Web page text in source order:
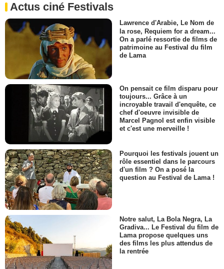
Actus ciné Festivals
Lawrence d'Arabie, Le Nom de
la rose, Requiem for a dream...
On a parlé ressortie de films de
patrimoine au Festival du film
de Lama
On pensait ce film disparu pour
toujours... Grâce à un
incroyable travail d'enquête, ce
chef d'oeuvre invisible de
Marcel Pagnol est enfin visible
et c'est une merveille !
Pourquoi les festivals jouent un
rôle essentiel dans le parcours
d'un film ? On a posé la
question au Festival de Lama !
Notre salut, La Bola Negra, La
Gradiva... Le Festival du film de
Lama propose quelques uns
des films les plus attendus de
la rentrée